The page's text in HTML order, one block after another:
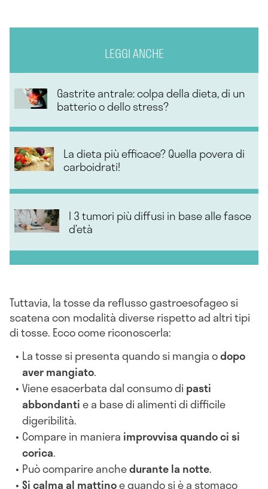
LEGGI ANCHE
Gastrite antrale: colpa della dieta, di un
batterio o dello stress?
La dieta più efficace? Quella povera di
carboidrati!
I 3 tumori più diffusi in base alle fasce
d’età
Tuttavia, la tosse da reflusso gastroesofageo si
scatena con modalità diverse rispetto ad altri tipi
di tosse. Ecco come riconoscerla:
La tosse si presenta quando si mangia odopo
aver mangiato.
Viene esacerbata dal consumo di pasti
abbondantie a base di alimenti di difficile
digeribilità.
Compare in maniera improvvisa quando ci si
corica.
Può comparire anchedurante la notte.
Si calma al mattinoe quando si è a stomaco